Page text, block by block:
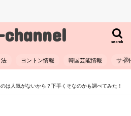
search
法 ヨントン情報 韓国芸能情報 サイ
は人気がないから？下手くそなのかも調べてみた！